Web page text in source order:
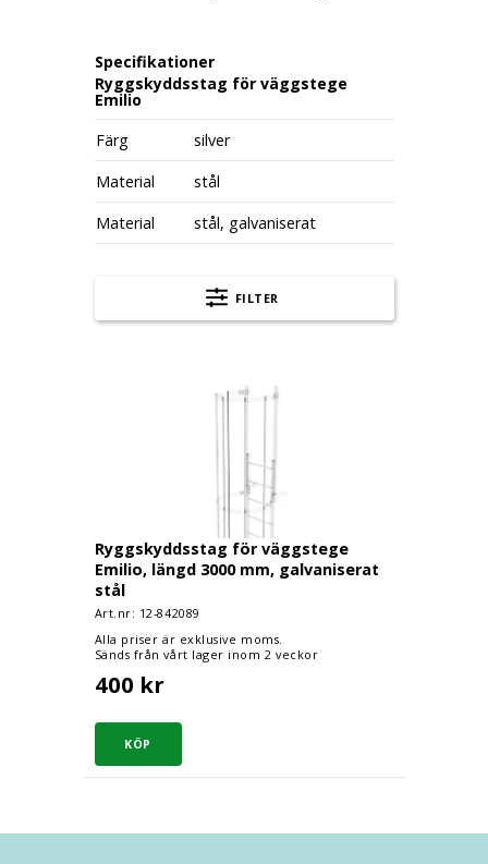
Specifikationer
Ryggskyddsstag för väggstege
Emilio
Färg
silver
Material
stål
Material
stål, galvaniserat
FILTER
Ryggskyddsstag för väggstege Emilio,
Ryggskyddsstag för väggstege
Emilio, längd 3000 mm, galvaniserat
stål
Art.nr: 12-842089
Alla priser är exklusive moms.
Sänds från vårt lager inom 2 veckor
400 kr